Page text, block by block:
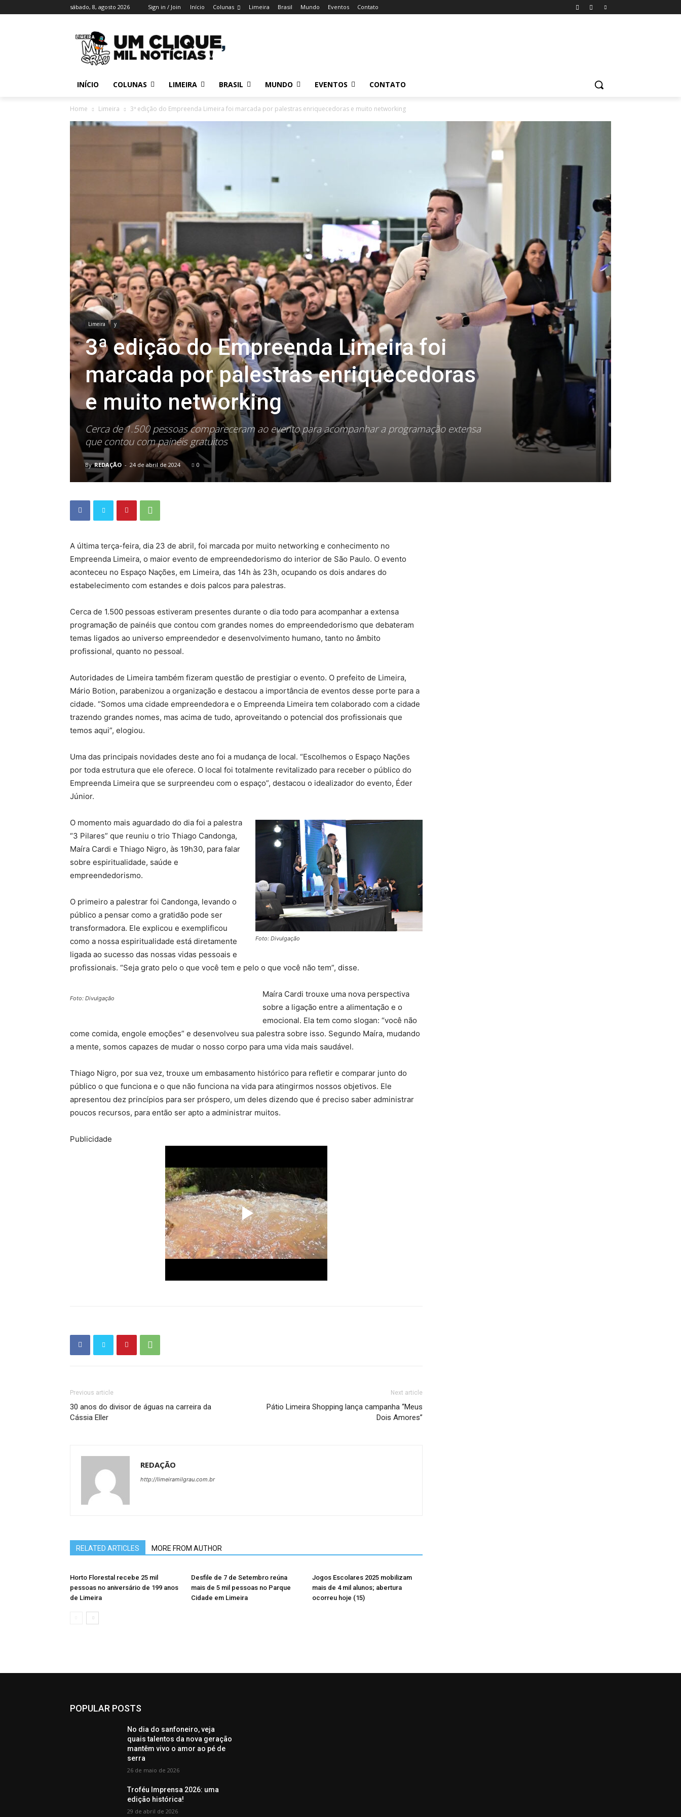
sábado, 8, agosto 2026 Sign in / Join Início Colunas Limeira Brasil Mundo Eventos Contato
INÍCIO COLUNAS LIMEIRA BRASIL MUNDO EVENTOS CONTATO
Home Limeira 3ª edição do Empreenda Limeira foi marcada por palestras enriquecedoras e muito networking
Limeira y
3ª edição do Empreenda Limeira foi
marcada por palestras enriquecedoras
e muito networking
Cerca de 1.500 pessoas compareceram ao evento para acompanhar a programação extensa
que contou com painéis gratuitos
By REDAÇÃO - 24 de abril de 2024 0
A última terça-feira, dia 23 de abril, foi marcada por muito networking e conhecimento no
Empreenda Limeira, o maior evento de empreendedorismo do interior de São Paulo. O evento
aconteceu no Espaço Nações, em Limeira, das 14h às 23h, ocupando os dois andares do
estabelecimento com estandes e dois palcos para palestras.
Cerca de 1.500 pessoas estiveram presentes durante o dia todo para acompanhar a extensa
programação de painéis que contou com grandes nomes do empreendedorismo que debateram
temas ligados ao universo empreendedor e desenvolvimento humano, tanto no âmbito
profissional, quanto no pessoal.
Autoridades de Limeira também fizeram questão de prestigiar o evento. O prefeito de Limeira,
Mário Botion, parabenizou a organização e destacou a importância de eventos desse porte para a
cidade. “Somos uma cidade empreendedora e o Empreenda Limeira tem colaborado com a cidade
trazendo grandes nomes, mas acima de tudo, aproveitando o potencial dos profissionais que
temos aqui”, elogiou.
Uma das principais novidades deste ano foi a mudança de local. “Escolhemos o Espaço Nações
por toda estrutura que ele oferece. O local foi totalmente revitalizado para receber o público do
Empreenda Limeira que se surpreendeu com o espaço”, destacou o idealizador do evento, Éder
Júnior.
Foto: Divulgação
O momento mais aguardado do dia foi a palestra
“3 Pilares” que reuniu o trio Thiago Candonga,
Maíra Cardi e Thiago Nigro, às 19h30, para falar
sobre espiritualidade, saúde e
empreendedorismo.
O primeiro a palestrar foi Candonga, levando o
público a pensar como a gratidão pode ser
transformadora. Ele explicou e exemplificou
como a nossa espiritualidade está diretamente
ligada ao sucesso das nossas vidas pessoais e
profissionais. “Seja grato pelo o que você tem e pelo o que você não tem”, disse.
Foto: Divulgação
Maíra Cardi trouxe uma nova perspectiva
sobre a ligação entre a alimentação e o
emocional. Ela tem como slogan: “você não
come comida, engole emoções” e desenvolveu sua palestra sobre isso. Segundo Maíra, mudando
a mente, somos capazes de mudar o nosso corpo para uma vida mais saudável.
Thiago Nigro, por sua vez, trouxe um embasamento histórico para refletir e comparar junto do
público o que funciona e o que não funciona na vida para atingirmos nossos objetivos. Ele
apresentou dez princípios para ser próspero, um deles dizendo que é preciso saber administrar
poucos recursos, para então ser apto a administrar muitos.
Publicidade
Previous article
30 anos do divisor de águas na carreira da
Cássia Eller
Next article
Pátio Limeira Shopping lança campanha “Meus
Dois Amores”
REDAÇÃO
http://limeiramilgrau.com.br
RELATED ARTICLES MORE FROM AUTHOR
Horto Florestal recebe 25 mil
pessoas no aniversário de 199 anos
de Limeira
Desfile de 7 de Setembro reúna
mais de 5 mil pessoas no Parque
Cidade em Limeira
Jogos Escolares 2025 mobilizam
mais de 4 mil alunos; abertura
ocorreu hoje (15)
POPULAR POSTS
No dia do sanfoneiro, veja
quais talentos da nova geração
mantêm vivo o amor ao pé de
serra
26 de maio de 2026
Troféu Imprensa 2026: uma
edição histórica!
29 de abril de 2026